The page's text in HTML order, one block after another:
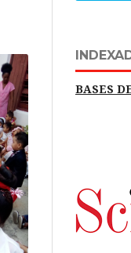
BASES